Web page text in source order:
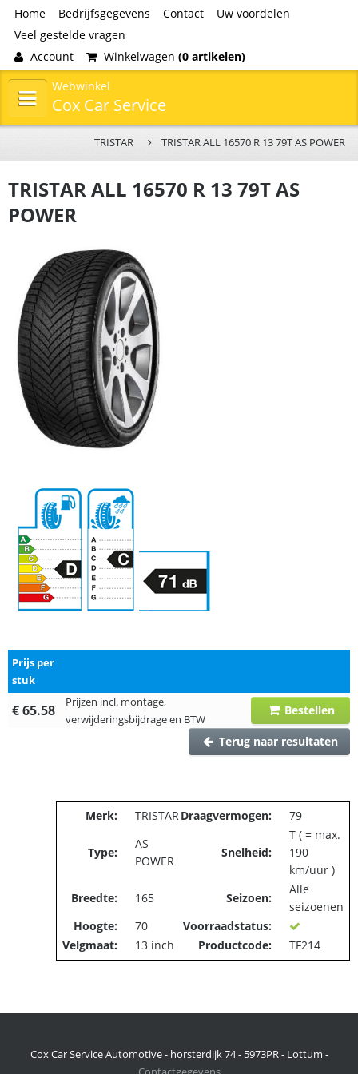
Home Bedrijfsgegevens Contact
Uw voordelen
Veel gestelde vragen
Account
Winkelwagen (0 artikelen)
Webwinkel
Cox Car Service
TRISTAR TRISTAR ALL 16570 R 13 79T AS POWER
TRISTAR ALL 16570 R 13 79T AS
POWER
Prijs per
stuk
€ 65.58
Prijzen incl. montage,
verwijderingsbijdrage en BTW
Bestellen
Terug naar resultaten
Merk: TRISTARDraagvermogen: 79
Type:
AS
POWER
Snelheid:
T ( = max.
190
km/uur )
Breedte:
165 Seizoen:
Alle
seizoenen
Hoogte:
70
Voorraadstatus:
Velgmaat:
13 inch Productcode: TF214
Cox Car Service Automotive - horsterdijk 74 - 5973PR - Lottum -